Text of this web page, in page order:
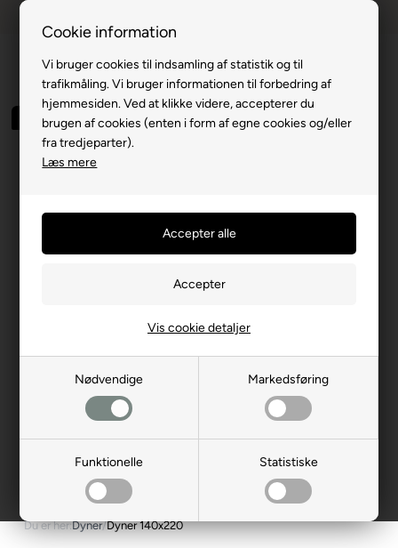
Cookie information
Vi bruger cookies til indsamling af statistik og til
trafikmåling. Vi bruger informationen til forbedring af
hjemmesiden. Ved at klikke videre, accepterer du
brugen af cookies (enten i form af egne cookies og/eller
fra tredjeparter).
Læs mere
Nødvendige Markedsføring
Funktionelle Statistiske
Vis cookie detaljer
Spar 50%
Du er her:Dyner/Dyner 140x220